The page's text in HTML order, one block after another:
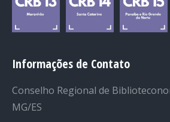
Informações de Contato
Conselho Regional de
MG/ES